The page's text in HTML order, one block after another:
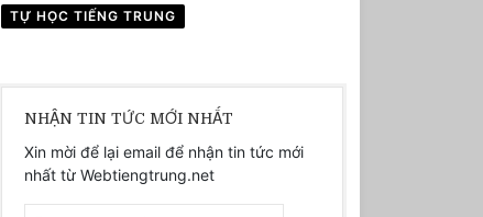
TỰ HỌC TIẾNG TRUNG
NHẬN TIN TỨC MỚI NHẤT
Xin mời để lại email để nhận tin tức mới
nhất từ Webtiengtrung.net